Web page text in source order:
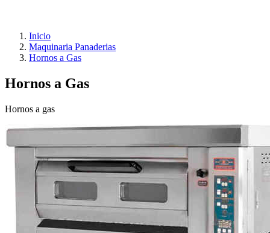
Inicio
Maquinaria Panaderias
Hornos a Gas
Hornos a Gas
Hornos a gas